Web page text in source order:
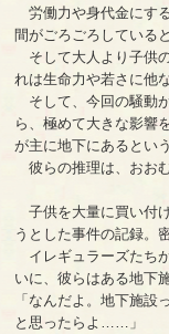
労働力や身代金にす
間がごろごろしている
そして大人より子供
れは生命力や若さに他
そして、今回の騒動
ら、極めて大きな影響
が主に地下にあるとい
彼らの推理は、おお
子供を大量に買い付
うとした事件の記録。
イレギュラーズたち
いに、彼らはある地下
「なんだよ。地下施
と思ったらよ……」